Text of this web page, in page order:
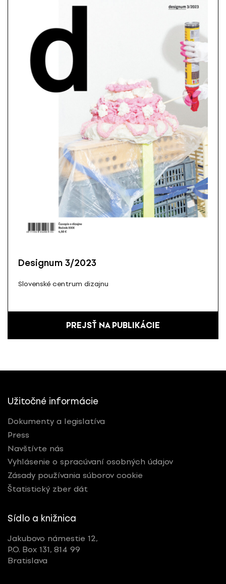
Designum 3/2023
Slovenské centrum dizajnu
PREJSŤ NA PUBLIKÁCIE
Užitočné informácie
Dokumenty a legislatíva
Press
Navštívte nás
Vyhlásenie o spracúvaní osobných údajov
Zásady používania súborov cookie
Štatistický zber dát
Sídlo a knižnica
Jakubovo námestie 12,
P.O. Box 131, 814 99
Bratislava